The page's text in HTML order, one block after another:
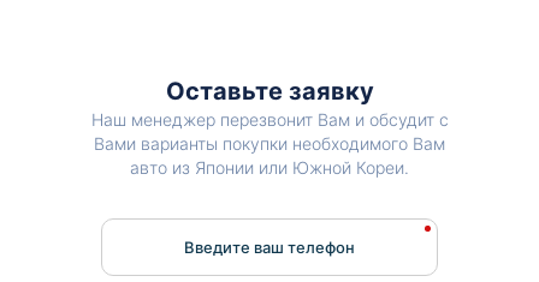
Оставьте заявку
Наш менеджер перезвонит Вам и обсудит с
Вами варианты покупки необходимого Вам
авто из Японии или Южной Кореи.
Введите ваш телефон